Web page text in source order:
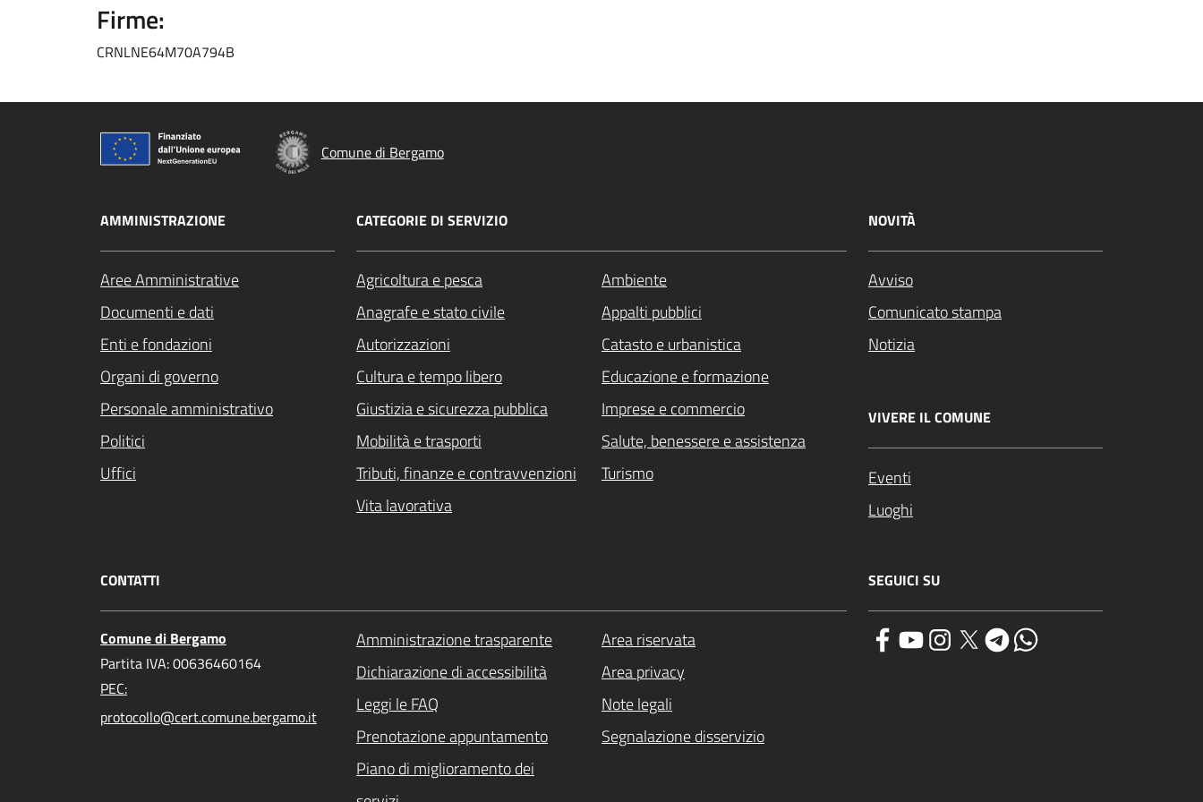
Firme:
CRNLNE64M70A794B
Comune di Bergamo
AMMINISTRAZIONE
Aree Amministrative
Documenti e dati
Enti e fondazioni
Organi di governo
Personale amministrativo
Politici
Uffici
CATEGORIE DI SERVIZIO
Agricoltura e pesca
Ambiente
Anagrafe e stato civile
Appalti pubblici
Autorizzazioni
Catasto e urbanistica
Cultura e tempo libero
Educazione e formazione
Giustizia e sicurezza pubblica
Imprese e commercio
Mobilità e trasporti
Salute, benessere e assistenza
Tributi, finanze e contravvenzioni
Turismo
Vita lavorativa
NOVITÀ
Avviso
Comunicato stampa
Notizia
VIVERE IL COMUNE
Eventi
Luoghi
CONTATTI
Comune di Bergamo
Partita IVA: 00636460164
PEC:
protocollo@cert.comune.bergamo.it
Amministrazione trasparente
Area riservata
Dichiarazione di accessibilità
Area privacy
Leggi le FAQ
Note legali
Prenotazione appuntamento
Segnalazione disservizio
Piano di miglioramento dei
SEGUICI SU